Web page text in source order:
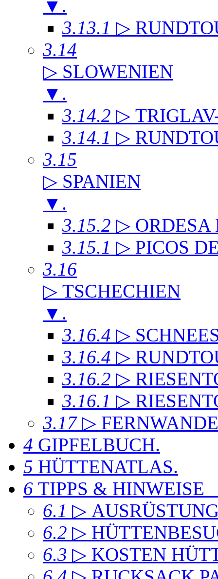
▼ .
3.13.1 ▷
3.14
▷ SLOWENIEN
▼ .
3.14.2 ▷
3.14.1 ▷
3.15
▷ SPANIEN
▼ .
3.15.2 ▷ ORDESA
3.15.1 ▷ PICOS
3.16
▷ TSCHECHIEN
▼ .
3.16.4 ▷
3.16.4 ▷
3.16.2 ▷
3.16.1 ▷
3.17 ▷
4 GIPFELBUCH.
5 HÜTTENATLAS.
6 TIPPS &
6.1 ▷
6.2 ▷
6.3 ▷ KOSTEN